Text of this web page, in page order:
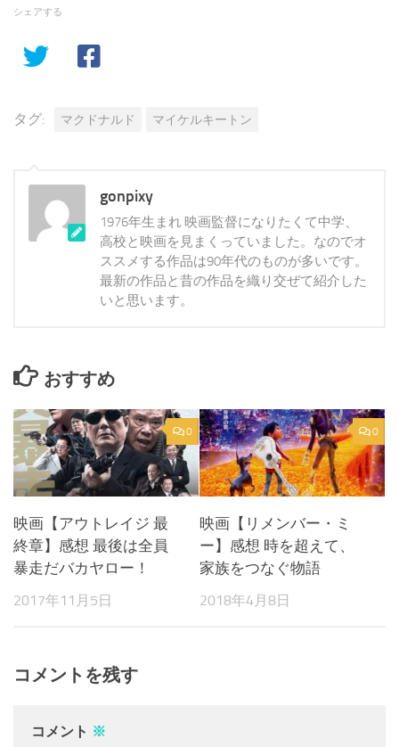
シェアする
タグ: マクドナルド マイケルキートン
gonpixy
1976年生まれ 映画監督になりたくて中学、
高校と映画を見まくっていました。なのでオ
ススメする作品は90年代のものが多いです。
最新の作品と昔の作品を織り交ぜて紹介した
いと思います。
おすすめ
0
映画【アウトレイジ 最
終章】感想 最後は全員
暴走だバカヤロー！
2017年11月5日
0
映画【リメンバー・ミ
ー】感想 時を超えて、
家族をつなぐ物語
2018年4月8日
コメントを残す
コメント ※